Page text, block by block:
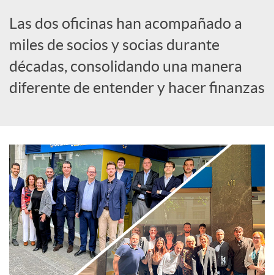
d
o
r
e
c
o
Las dos oficinas han acompañado a
miles de socios y socias durante
décadas, consolidando una manera
diferente de entender y hacer finanzas